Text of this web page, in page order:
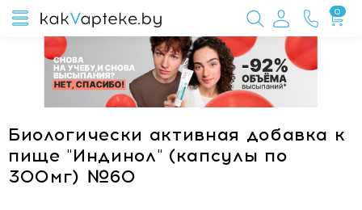
0
Биологически активная добавка к
пище "Индинол" (капсулы по
300мг) №60